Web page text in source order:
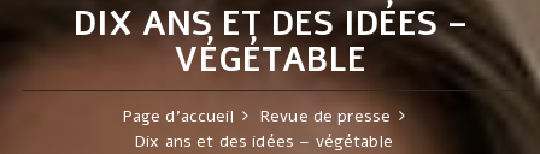
DIX ANS ET DES IDÉES –
VÉGÉTABLE
Page d'accueil
Revue de presse
Dix ans et des idées – végétable